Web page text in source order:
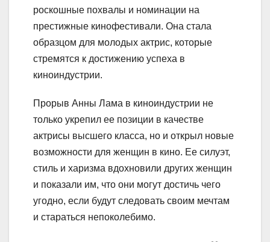
роскошные похвалы и номинации на
престижные кинофестивали. Она стала
образцом для молодых актрис, которые
стремятся к достижению успеха в
киноиндустрии.
Прорыв Анны Лама в киноиндустрии не
только укрепил ее позиции в качестве
актрисы высшего класса, но и открыл новые
возможности для женщин в кино. Ее силуэт,
стиль и харизма вдохновили других женщин
и показали им, что они могут достичь чего
угодно, если будут следовать своим мечтам
и стараться непоколебимо.